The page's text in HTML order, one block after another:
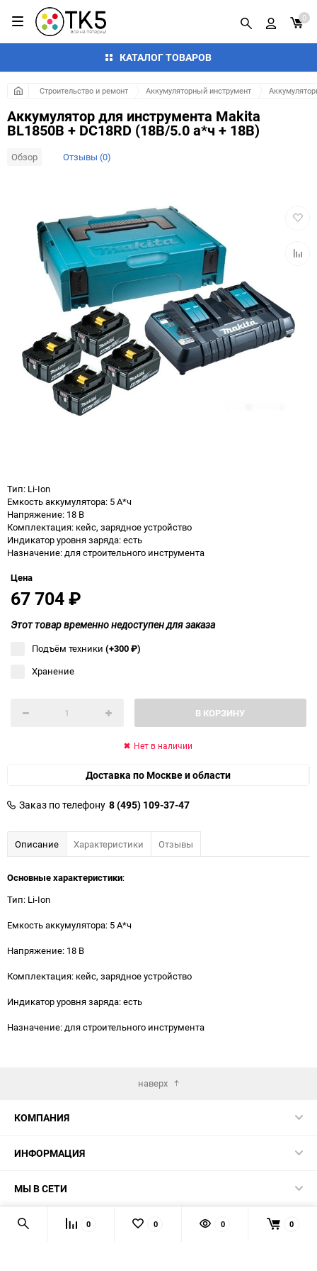
КАТАЛОГ ТОВАРОВ
0
Строительство и ремонт Аккумуляторный инструмент
Аккумулятор для инструмента Makita
BL1850B + DC18RD (18В/5.0 а*ч + 18В)
Обзор Отзывы (0)
Тип: Li-Ion
Емкость аккумулятора: 5 А*ч
Напряжение: 18 В
Комплектация: кейс, зарядное устройство
Индикатор уровня заряда: есть
Назначение: для строительного инструмента
Цена
67 704₽
Этот товар временно недоступен для заказа
Подъём техники (+300₽)
Хранение
В КОРЗИНУ
Нет в наличии
Доставка по Москве и области
Заказ по телефону 8 (495) 109-37-47
Описание Характеристики Отзывы
Основные характеристики:
Тип: Li-Ion
Емкость аккумулятора: 5 А*ч
Напряжение: 18 В
Комплектация: кейс, зарядное устройство
Индикатор уровня заряда: есть
Назначение: для строительного инструмента
наверх
КОМПАНИЯ
ИНФОРМАЦИЯ
МЫ В СЕТИ
КОНТАКТЫ 0 0 0 0